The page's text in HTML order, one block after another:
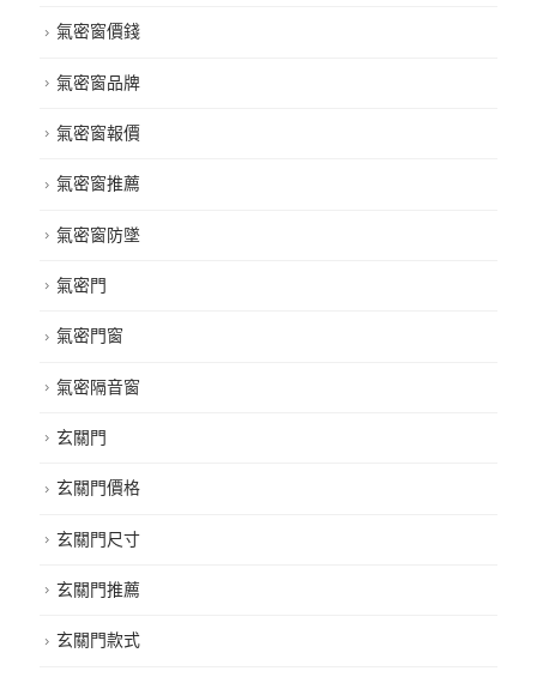
氣密窗價錢
氣密窗品牌
氣密窗報價
氣密窗推薦
氣密窗防墜
氣密門
氣密門窗
氣密隔音窗
玄關門
玄關門價格
玄關門尺寸
玄關門推薦
玄關門款式